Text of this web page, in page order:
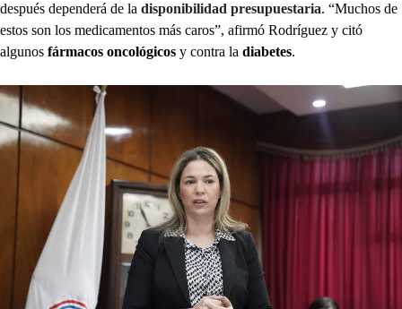
después dependerá de la disponibilidad presupuestaria. “Muchos de
estos son los medicamentos más caros”, afirmó Rodríguez y citó
algunos fármacos oncológicos y contra la diabetes.